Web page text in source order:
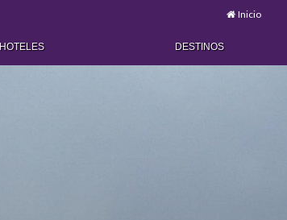
Inicio
HOTELES DESTINOS